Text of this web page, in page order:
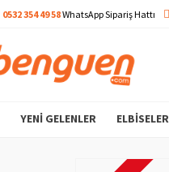
0532 354 49 58WhatsApp Sipariş Hattı
YENI GELENLER ELBISELER